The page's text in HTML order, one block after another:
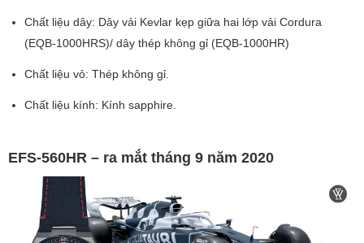
Chất liệu dây: Dây vải Kevlar kẹp giữa hai lớp vải Cordura
(EQB-1000HRS)/ dây thép không gỉ (EQB-1000HR)
Chất liệu vỏ: Thép không gỉ.
Chất liệu kính: Kính sapphire.
EFS-560HR – ra mắt tháng 9 năm 2020